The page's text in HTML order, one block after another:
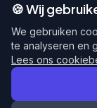
© 2026
🍪 Wij
We gebruiken
te analyseren en
Lees ons